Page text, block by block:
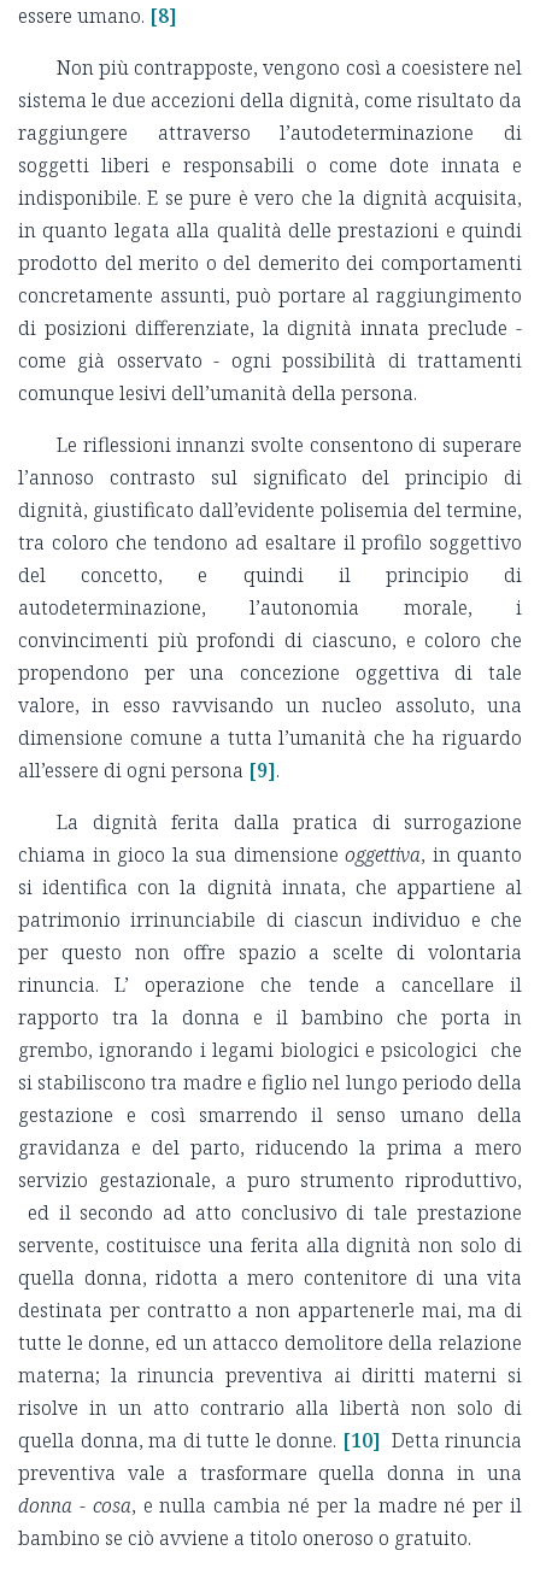
essere umano. [8]
Non più contrapposte, vengono così a coesistere nel
sistema le due accezioni della dignità, come risultato da
raggiungere attraverso l’autodeterminazione di
soggetti liberi e responsabili o come dote innata e
indisponibile. E se pure è vero che la dignità acquisita,
in quanto legata alla qualità delle prestazioni e quindi
prodotto del merito o del demerito dei comportamenti
concretamente assunti, può portare al raggiungimento
di posizioni differenziate, la dignità innata preclude -
come già osservato - ogni possibilità di trattamenti
comunque lesivi dell’umanità della persona.
Le riflessioni innanzi svolte consentono di superare
l’annoso contrasto sul significato del principio di
dignità, giustificato dall’evidente polisemia del termine,
tra coloro che tendono ad esaltare il profilo soggettivo
del concetto, e quindi il principio di
autodeterminazione, l’autonomia morale, i
convincimenti più profondi di ciascuno, e coloro che
propendono per una concezione oggettiva di tale
valore, in esso ravvisando un nucleo assoluto, una
dimensione comune a tutta l’umanità che ha riguardo
all’essere di ogni persona [9].
La dignità ferita dalla pratica di surrogazione
chiama in gioco la sua dimensione oggettiva, in quanto
si identifica con la dignità innata, che appartiene al
patrimonio irrinunciabile di ciascun individuo e che
per questo non offre spazio a scelte di volontaria
rinuncia. L’ operazione che tende a cancellare il
rapporto tra la donna e il bambino che porta in
grembo, ignorando i legami biologici e psicologici che
si stabiliscono tra madre e figlio nel lungo periodo della
gestazione e così smarrendo il senso umano della
gravidanza e del parto, riducendo la prima a mero
servizio gestazionale, a puro strumento riproduttivo,
ed il secondo ad atto conclusivo di tale prestazione
servente, costituisce una ferita alla dignità non solo di
quella donna, ridotta a mero contenitore di una vita
destinata per contratto a non appartenerle mai, ma di
tutte le donne, ed un attacco demolitore della relazione
materna; la rinuncia preventiva ai diritti materni si
risolve in un atto contrario alla libertà non solo di
quella donna, ma di tutte le donne. [10] Detta rinuncia
preventiva vale a trasformare quella donna in una
donna - cosa, e nulla cambia né per la madre né per il
bambino se ciò avviene a titolo oneroso o gratuito.